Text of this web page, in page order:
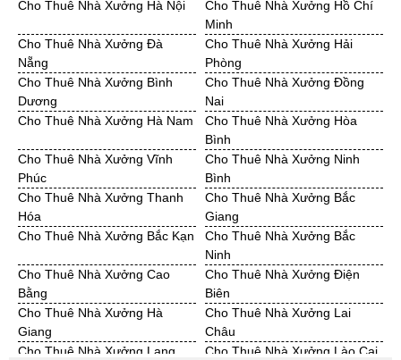
Bán Đất KCN Quảng Bình
Bán Đất KCN Quảng Nam
Bán Đất KCN Quảng Ngãi
Bán Đất KCN Bà Rịa - VT
Bán Đất KCN Cần Thơ
Bán Đất KCN An Giang
Bán Đất KCN Bạc Liêu
Bán Đất KCN Bến Tre
Bán Đất KCN Bình Phước
Bán Đất KCN Cà Mau
Bán Đất KCN Đồng Tháp
Bán Đất KCN Hậu Giang
Bán Đất KCN Kiên Giang
Bán Đất KCN Long An
Bán Đất KCN Sóc Trăng
Bán Đất KCN Tây Ninh
Bán Đất KCN Tiền Giang
Bán Đất KCN Trà Vinh
Bán Đất KCN Vĩnh Long
Bán Đất KCN Hải Dương
Bán Đất KCN Hưng Yên
Bán Đất KCN Quảng Ninh
Cho Thuê Nhà Xưởng Hà Nội
Cho Thuê Nhà Xưởng Hồ Chí
Minh
Cho Thuê Nhà Xưởng Đà
Nẵng
Cho Thuê Nhà Xưởng Hải
Phòng
Cho Thuê Nhà Xưởng Bình
Dương
Cho Thuê Nhà Xưởng Đồng
Nai
Cho Thuê Nhà Xưởng Hà Nam
Cho Thuê Nhà Xưởng Hòa
Bình
Cho Thuê Nhà Xưởng Vĩnh
Phúc
Cho Thuê Nhà Xưởng Ninh
Bình
Cho Thuê Nhà Xưởng Thanh
Hóa
Cho Thuê Nhà Xưởng Bắc
Giang
Cho Thuê Nhà Xưởng Bắc Kạn
Cho Thuê Nhà Xưởng Bắc
Ninh
Cho Thuê Nhà Xưởng Cao
Bằng
Cho Thuê Nhà Xưởng Điện
Biên
Cho Thuê Nhà Xưởng Hà
Giang
Cho Thuê Nhà Xưởng Lai
Châu
Cho Thuê Nhà Xưởng Lạng
Cho Thuê Nhà Xưởng Lào Cai